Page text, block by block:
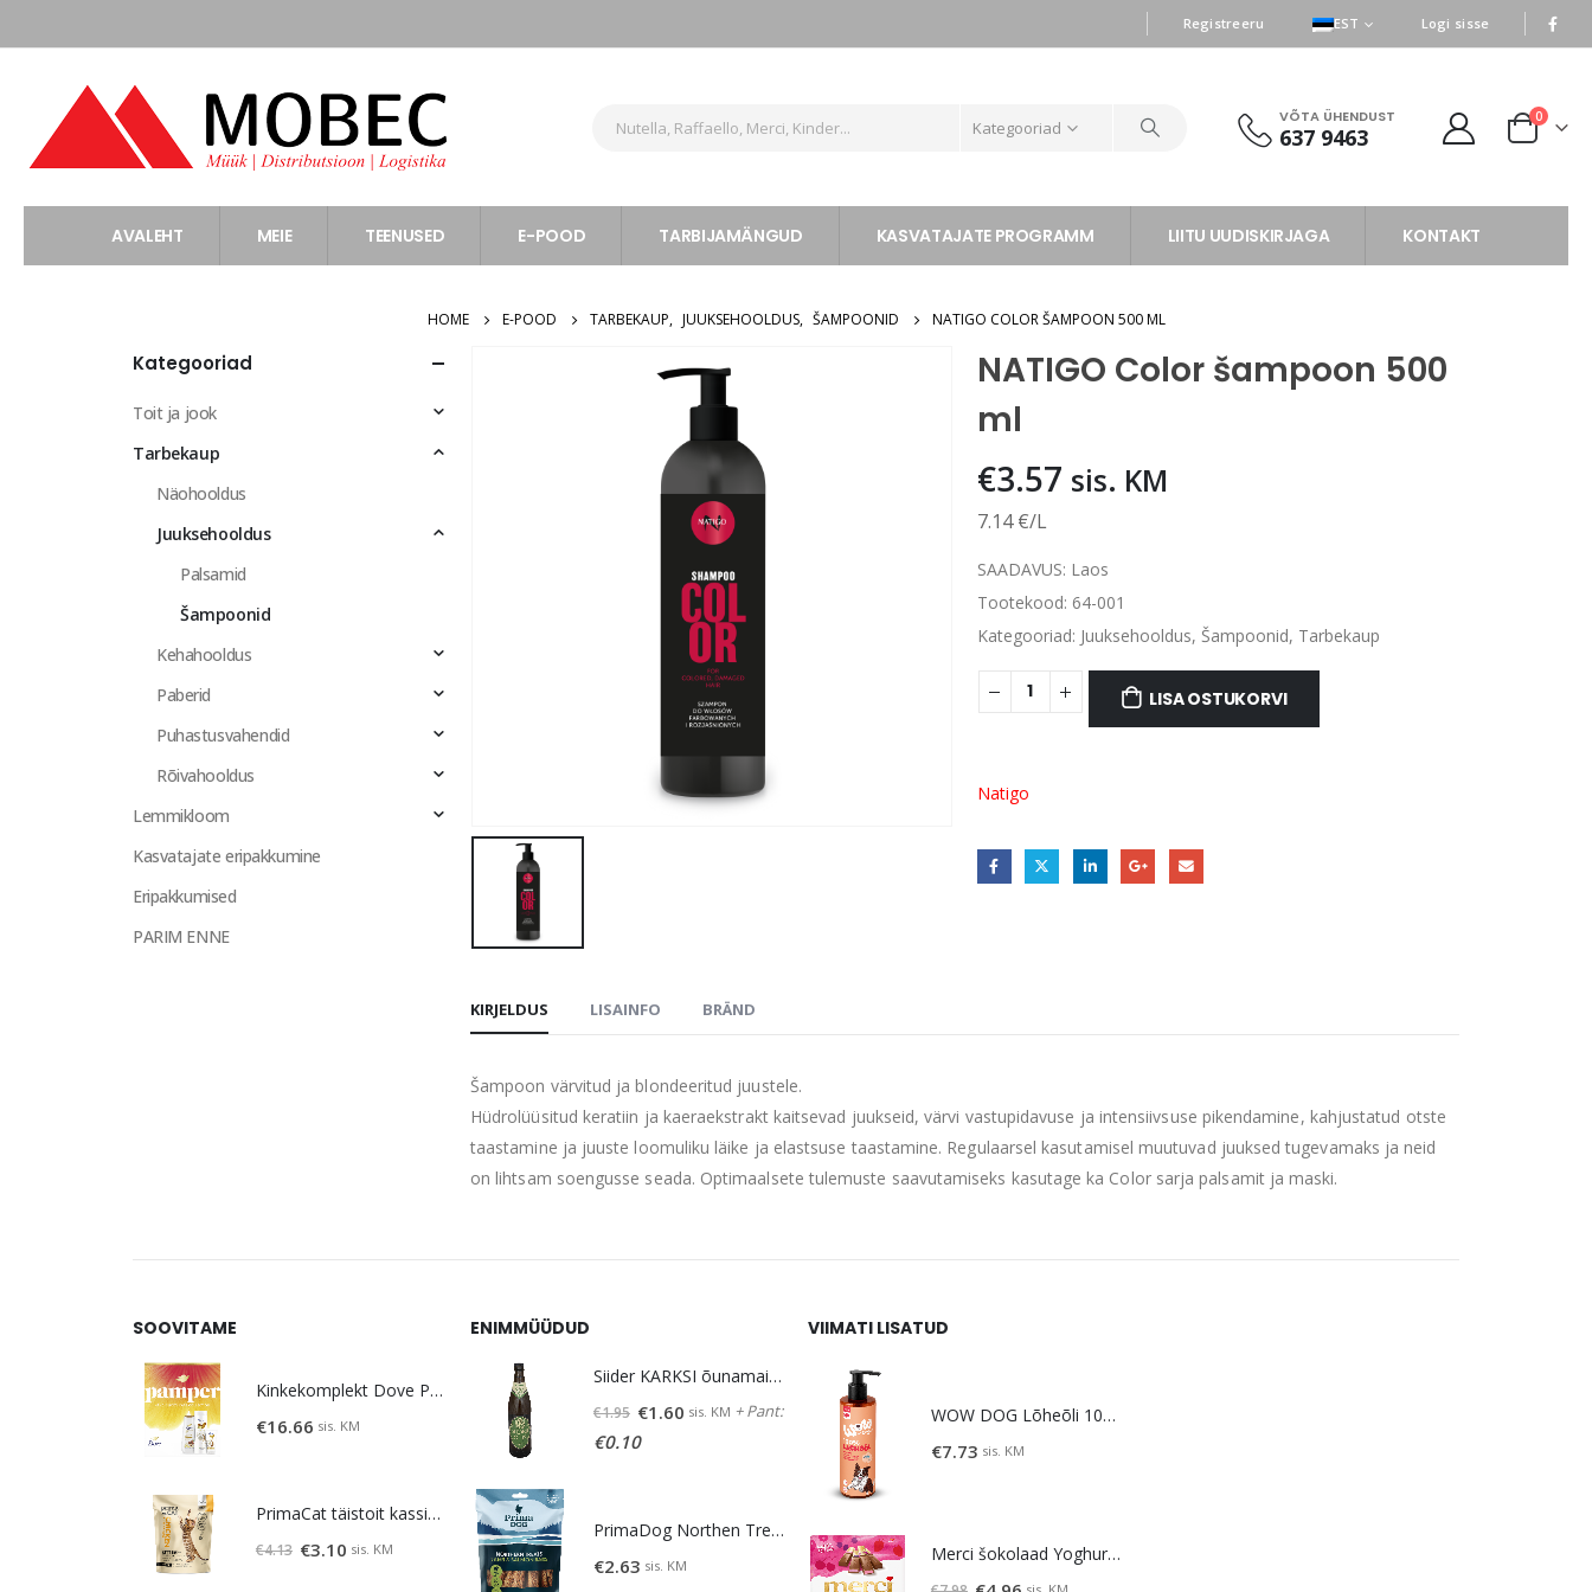
Registreeru EST Logi sisse
Kategooriad
VÕTA ÜHENDUST
637 9463
0
AVALEHT MEIE TEENUSED E-POOD TARBIJAMÄNGUD KASVATAJATE PROGRAMM LIITU UUDISKIRJAGA KONTAKT
HOME E-POOD TARBEKAUP, JUUKSEHOOLDUS, ŠAMPOONID NATIGO COLOR ŠAMPOON 500 ML
NATIGO Color šampoon 500
ml
€3.57 sis. KM
7.14 €/L
SAADAVUS: Laos
Tootekood: 64-001
Kategooriad: Juuksehooldus, Šampoonid, Tarbekaup
LISA OSTUKORVI
Natigo
KIRJELDUS LISAINFO BRÄND
Šampoon värvitud ja blondeeritud juustele.
Hüdrolüüsitud keratiin ja kaeraekstrakt kaitsevad juukseid, värvi vastupidavuse ja intensiivsuse pikendamine, kahjustatud otste
taastamine ja juuste loomuliku läike ja elastsuse taastamine. Regulaarsel kasutamisel muutuvad juuksed tugevamaks ja neid
on lihtsam soengusse seada. Optimaalsete tulemuste saavutamiseks kasutage ka Color sarja palsamit ja maski.
Kategooriad
Toit ja jook
Tarbekaup
Näohooldus
Juuksehooldus
Palsamid
Šampoonid
Kehahooldus
Paberid
Puhastusvahendid
Rõivahooldus
Lemmikloom
Kasvatajate eripakkumine
Eripakkumised
PARIM ENNE
SOOVITAME
Kinkekomplekt Dove Pamper
€16.66 sis. KM
PrimaCat täistoit kassipoegadele kanalihaga 400g
€4.13 Algne
€3.10 Praegune
sis. KM
ENIMMÜÜDUD
Siider KARKSI õunamaits. 5% vol 0,5 L
€1.95 Algne
hind
€1.60 Praegune
sis. KM + Pant:
€0.10
PrimaDog Northen Treats maius lambaliha-lõhe 80g
€2.63 sis. KM
VIIMATI LISATUD
WOW DOG Lõheõli 100% 250 ml
€7.73 sis. KM
Merci šokolaad Yoghurt/Fruit 250 g SOODUS! Parim enne: 01.10.26
Algne
Praegune